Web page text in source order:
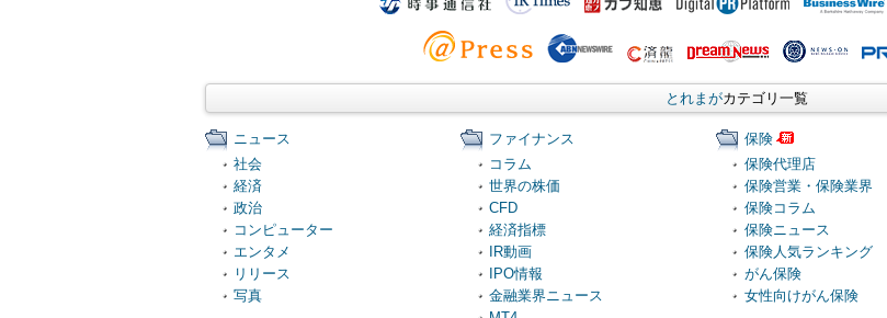
とれまがカテゴリ一覧
ニュース
社会
経済
政治
コンピューター
エンタメ
リリース
写真
ファイナンス
コラム
世界の株価
CFD
経済指標
IR動画
IPO情報
金融業界ニュース
保険
保険代理店
保険営業・保険業界
保険コラム
保険ニュース
保険人気ランキング
がん保険
女性向けがん保険